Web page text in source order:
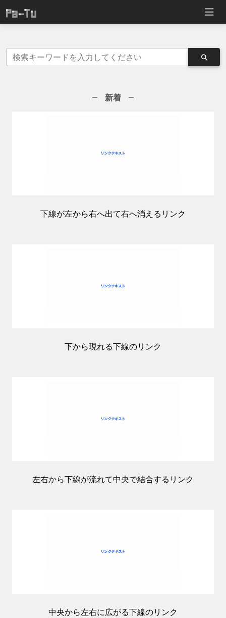
新着
下線が左から右へ出て右へ消えるリンク
下から現れる下線のリンク
左右から下線が流れて中央で結合するリンク
中央から左右に広がる下線のリンク